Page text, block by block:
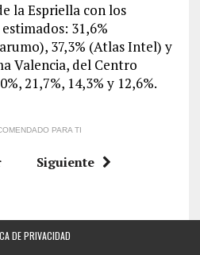
la Espriella con los
31,6%
37,3% (Atlas Intel) y
Valencia, del Centro
21,7%, 14,3% y 12,6%.
PARA TI
Siguiente
DE PRIVACIDAD